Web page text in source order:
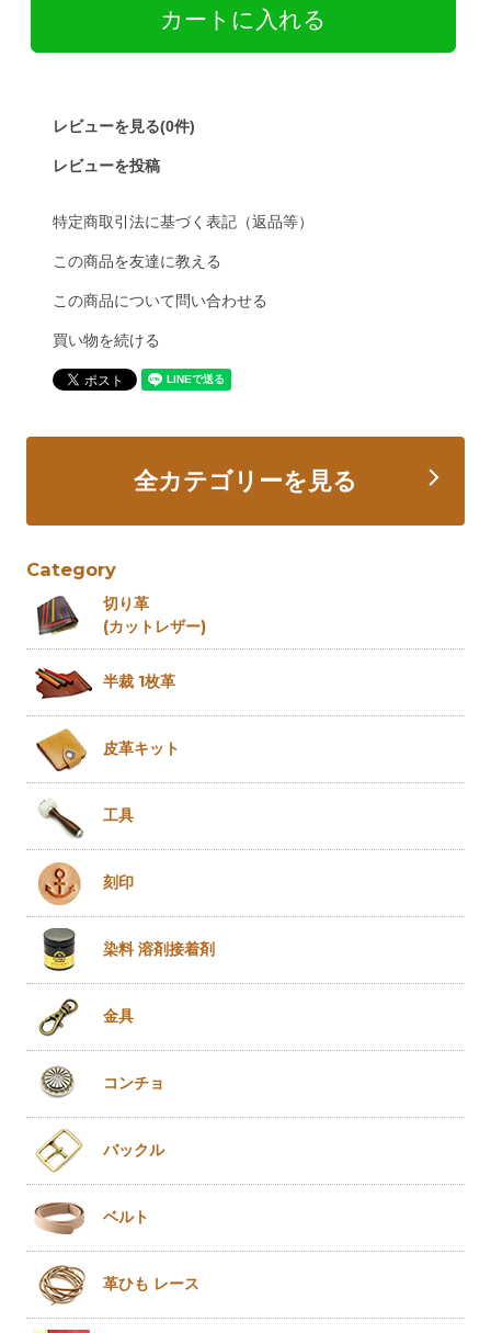
レビューを見る(0件)
レビューを投稿
特定商取引法に基づく表記（返品等）
この商品を友達に教える
この商品について問い合わせる
買い物を続ける
全カテゴリーを見る
Category
切り革
(カットレザー)
半裁 1枚革
皮革キット
工具
刻印
染料 溶剤接着剤
金具
コンチョ
バックル
ベルト
革ひも レース